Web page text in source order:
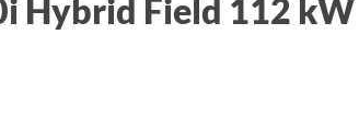
Hybrid Field 112 kW